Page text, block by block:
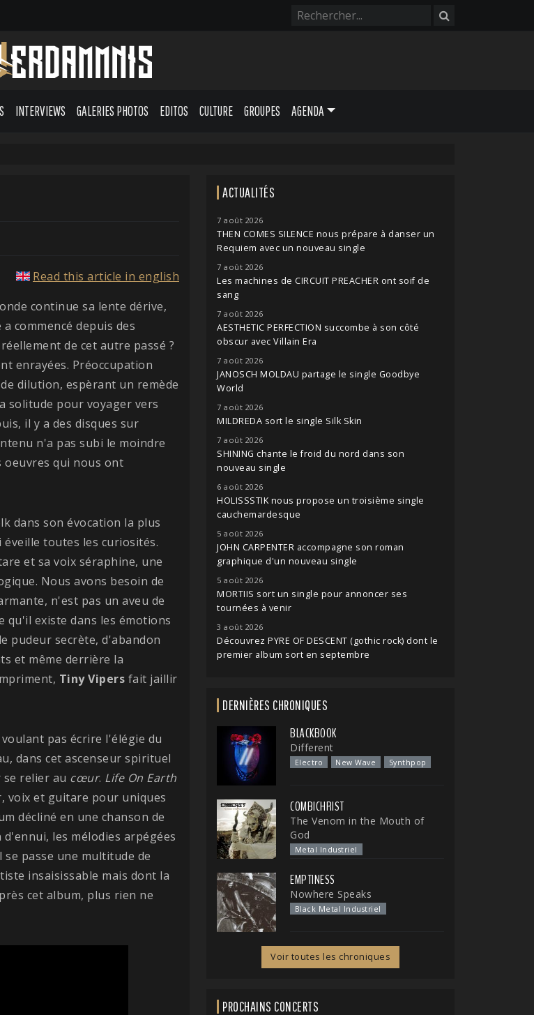
INTERVIEWS GALERIES PHOTOS EDITOS CULTURE GROUPES AGENDA
Read this article in english
continue sa lente dérive,
commencé depuis des
de cet autre passé ?
enrayées. Préoccupation
dilution, espèrant un remède
solitude pour voyager vers
il y a des disques sur
n'a pas subi le moindre
oeuvres qui nous ont
dans son évocation la plus
toutes les curiosités.
et sa voix séraphine, une
Nous avons besoin de
n'est pas un aveu de
qu'il existe dans les émotions
pudeur secrète, d'abandon
et même derrière la
Tiny Vipers fait jaillir
pas écrire l'élégie du
dans cet ascenseur spirituel
relier au cœur. Life On Earth
voix et guitare pour uniques
décliné en une chanson de
les mélodies arpégées
passe une multitude de
insaisissable mais dont la
cet album, plus rien ne
ACTUALITÉS
7 août 2026
THEN COMES SILENCE nous prépare à danser un
Requiem avec un nouveau single
7 août 2026
Les machines de CIRCUIT PREACHER ont soif de
sang
7 août 2026
AESTHETIC PERFECTION succombe à son côté
obscur avec Villain Era
7 août 2026
JANOSCH MOLDAU partage le single Goodbye
World
7 août 2026
MILDREDA sort le single Silk Skin
7 août 2026
SHINING chante le froid du nord dans son
nouveau single
6 août 2026
HOLISSSTIK nous propose un troisième single
cauchemardesque
5 août 2026
JOHN CARPENTER accompagne son roman
graphique d'un nouveau single
5 août 2026
MORTIIS sort un single pour annoncer ses
tournées à venir
3 août 2026
Découvrez PYRE OF DESCENT (gothic rock) dont le
premier album sort en septembre
DERNIÈRES CHRONIQUES
BLACKBOOK
Different
Electro New Wave Synthpop
COMBICHRIST
The Venom in the Mouth of
God
Metal Industriel
EMPTINESS
Nowhere Speaks
Black Metal Industriel
Voir toutes les chroniques
PROCHAINS CONCERTS